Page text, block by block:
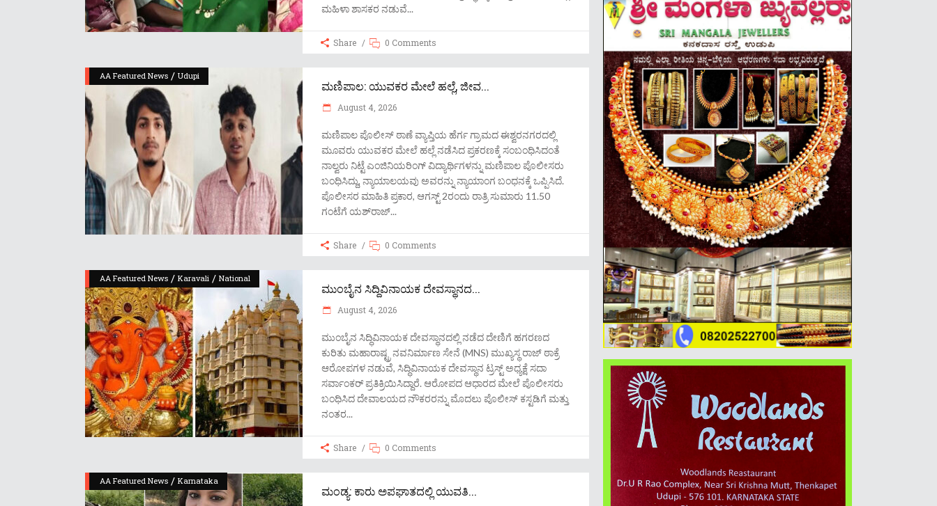
ಮಹಿಳಾ ಶಾಸಕರ ನಡುವೆ
Share 0 Comments
AA Featured News / Udupi
ಮಣಿಪಾಲ: ಯುವಕರ ಮೇಲೆ ಹಲ್ಲೆ, ಜೀವ...
August 4, 2026
ಮಣಿಪಾಲ ಪೊಲೀಸ್ ಠಾಣೆ ವ್ಯಾಪ್ತಿಯ ಹೆರ್ಗ ಗ್ರಾಮದ ಈಶ್ವರನಗರದಲ್ಲಿ
ಮೂವರು ಯುವಕರ ಮೇಲೆ ಹಲ್ಲೆ ನಡೆಸಿದ ಪ್ರಕರಣಕ್ಕೆ ಸಂಬಂಧಿಸಿದಂತೆ
ನಾಲ್ವರು ನಿಟ್ಟೆ ಎಂಜಿನಿಯರಿಂಗ್ ವಿದ್ಯಾರ್ಥಿಗಳನ್ನು ಮಣಿಪಾಲ ಪೊಲೀಸರು
ಬಂಧಿಸಿದ್ದು, ನ್ಯಾಯಾಲಯವು ಅವರನ್ನು ನ್ಯಾಯಾಂಗ ಬಂಧನಕ್ಕೆ ಒಪ್ಪಿಸಿದೆ.
ಪೊಲೀಸರ ಮಾಹಿತಿ ಪ್ರಕಾರ, ಆಗಸ್ಟ್ 2ರಂದು ರಾತ್ರಿ ಸುಮಾರು 11.50
ಗಂಟೆಗೆ ಯಶ್‌ರಾಜ್
Share 0 Comments
AA Featured News / Karavali / National
ಮುಂಬೈನ ಸಿದ್ದಿವಿನಾಯಕ ದೇವಸ್ಥಾನದ...
August 4, 2026
ಮುಂಬೈನ ಸಿದ್ಧಿವಿನಾಯಕ ದೇವಸ್ಥಾನದಲ್ಲಿ ನಡೆದ ದೇಣಿಗೆ ಹಗರಣದ
ಕುರಿತು ಮಹಾರಾಷ್ಟ್ರ ನವನಿರ್ಮಾಣ ಸೇನೆ (MNS) ಮುಖ್ಯಸ್ಥ ರಾಜ್ ಠಾಕ್ರೆ
ಆರೋಪಗಳ ನಡುವೆ, ಸಿದ್ಧಿವಿನಾಯಕ ದೇವಸ್ಥಾನ ಟ್ರಸ್ಟ್ ಅಧ್ಯಕ್ಷೆ ಸದಾ
ಸರ್ವಾಂಕರ್ ಪ್ರತಿಕ್ರಿಯಿಸಿದ್ದಾರೆ. ಆರೋಪದ ಆಧಾರದ ಮೇಲೆ ಪೊಲೀಸರು
ಬಂಧಿಸಿದ ದೇವಾಲಯದ ನೌಕರರನ್ನು ಮೊದಲು ಪೊಲೀಸ್ ಕಸ್ಟಡಿಗೆ ಮತ್ತು
ನಂತರ
Share 0 Comments
AA Featured News / Karnataka
ಮಂಡ್ಯ: ಕಾರು ಅಪಘಾತದಲ್ಲಿ ಯುವತಿ...